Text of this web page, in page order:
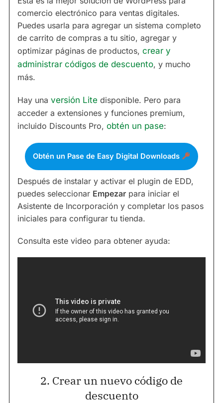
comercio electrónico para ventas digitales.
Puedes usarla para agregar un sistema completo
de carrito de compras a tu sitio, agregar y
optimizar páginas de productos, crear y
administrar códigos de descuento, y mucho
más.
Hay una versión Lite disponible. Pero para
acceder a extensiones y funciones premium,
incluido Discounts Pro, obtén un pase:
Obtén un Pase de Easy Digital Downloads
Después de instalar y activar el plugin de EDD,
puedes seleccionar Empezar para iniciar el
Asistente de Incorporación y completar los pasos
iniciales para configurar tu tienda.
Consulta este video para obtener ayuda:
2. Crear un nuevo código de
descuento